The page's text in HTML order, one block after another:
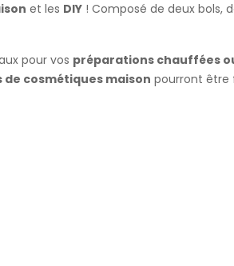
et les DIY ! Composé de deux bols,
pour vos préparations chauffées
cosmétiques maison pourront être